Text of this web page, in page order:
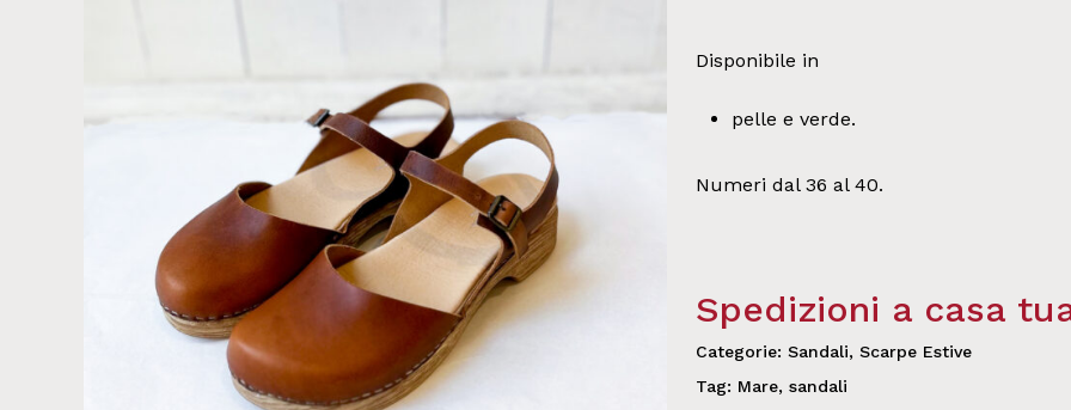
Disponibile in
pelle e verde.
Numeri dal 36 al 40.
Spedizioni a casa
Categorie: Sandali, Scarpe Estive
Tag: Mare, sandali